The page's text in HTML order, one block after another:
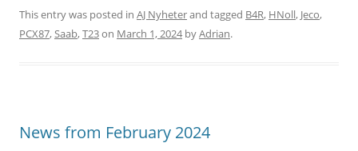
This entry was posted in AJ Nyheterand tagged B4R, HNoll, Jeco,
PCX87,Saab,T23on March 1, 2024 byAdrian.
News from February 2024